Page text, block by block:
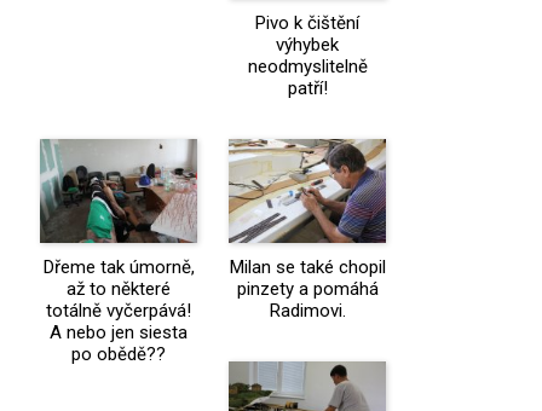
Pivo k čištění
výhybek
neodmyslitelně
patří!
Dřeme tak úmorně,
až to některé
totálně vyčerpává!
A nebo jen siesta
po obědě??
Milan se také chopil
pinzety a pomáhá
Radimovi.